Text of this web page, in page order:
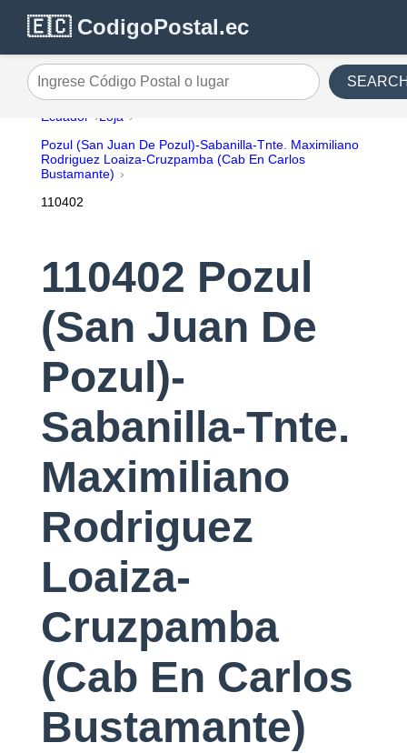
🇪🇨 CodigoPostal.ec
Ingrese Código Postal o lugar
Ecuador
Loja
Pozul (San Juan De Pozul)-Sabanilla-Tnte. Maximiliano
Rodriguez Loaiza-Cruzpamba (Cab En Carlos
Bustamante)
110402
110402 Pozul
(San Juan De
Pozul)-
Sabanilla-Tnte.
Maximiliano
Rodriguez
Loaiza-
Cruzpamba
(Cab En Carlos
Bustamante)